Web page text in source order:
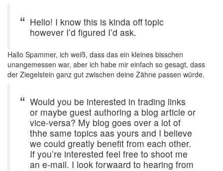
Hello! I know this is kinda off topic
however I’d figured I’d ask.
Hallo Spammer, ich weiß, dass das ein kleines bisschen
unangemessen war, aber ich habe mir einfach so gesagt, dass
der Ziegelstein ganz gut zwischen deine Zähne passen würde.
Would you be interested in trading links
or maybe guest authoring a blog article or
vice-versa? My blog goes over a lot of
thhe same topics aas yours and I believe
we could greatly benefit from each other.
If you’re interested feel free to shoot me
an e-mail. I look forwaard to hearing from